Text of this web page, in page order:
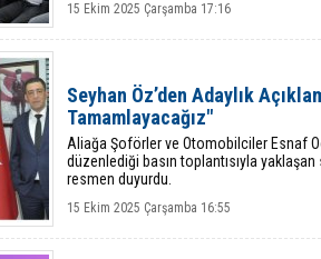
15 Ekim 2025 Çarşamba 17:16
Seyhan Öz’den Adaylık
Tamamlayacağız"
Aliağa Şoförler ve Otomobilciler Esnaf
düzenlediği basın toplantısıyla
resmen duyurdu.
15 Ekim 2025 Çarşamba 16:55